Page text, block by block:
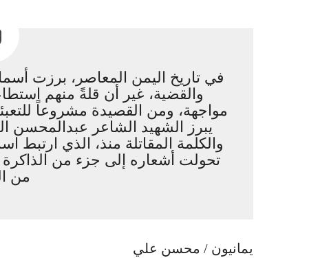
في تاريخ اليمن المعاصر، برزت
والقضية، غير أن قلةً منهم
مواجهة، ومن القصيدة مشروعاً
يبرز الشهيد الشاعر عبدالمحسن
والكلمة المقاتلة منذ، الذي ارتبط
تحولت أشعاره إلى جزء من
من
يمانيون / محسن علي